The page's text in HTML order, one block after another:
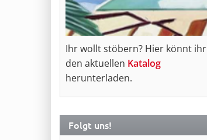
Ihr wollt stöbern? Hier könnt ihr
den aktuellen Katalog
herunterladen.
Folgt uns!